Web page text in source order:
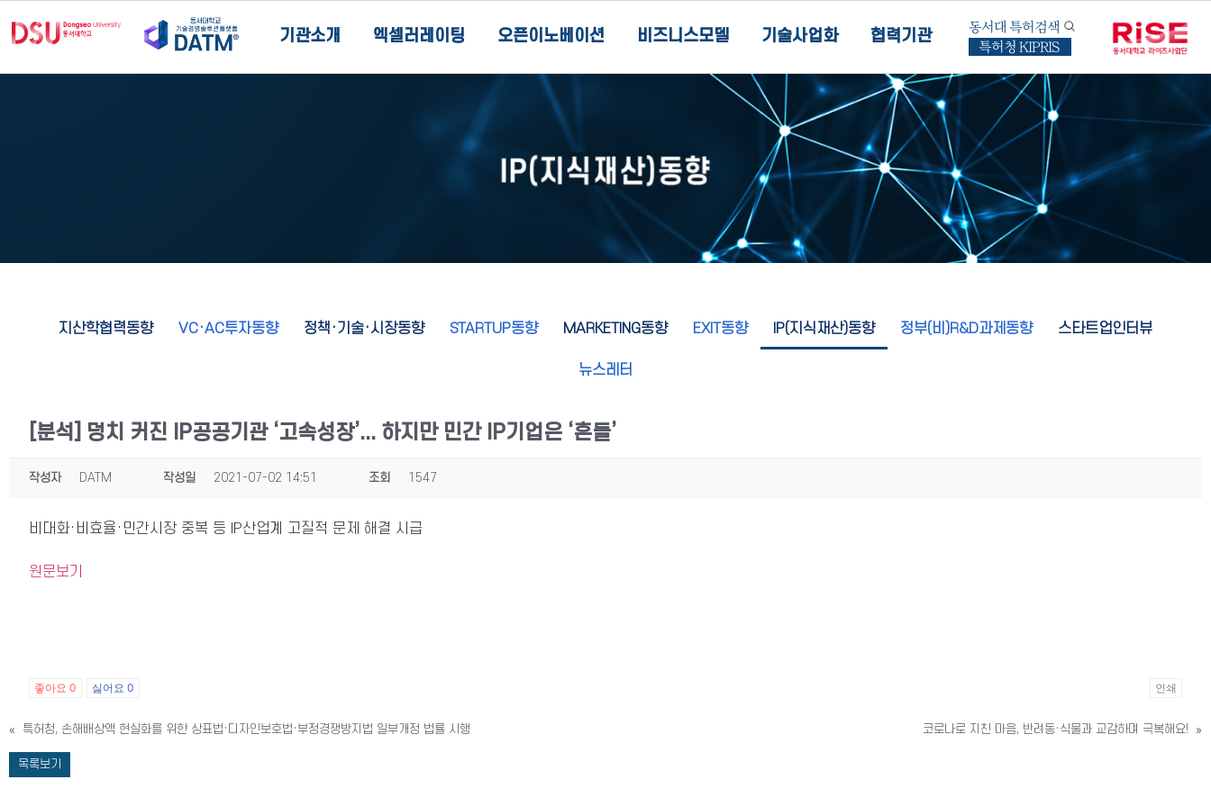
기관소개 엑셀러레이팅 오픈이노베이션 비즈니스모델 기술사업화 협력기관
동서대 특허검색
특허청 KIPRIS
지산학협력동향 VC·AC투자동향 정책·기술·시장동향 STARTUP동향 MARKETING동향 EXIT동향 IP(지식재산)동향 정부(비)R&D과제동향 스타트업인터뷰
뉴스레터
[분석] 덩치 커진 IP공공기관 ‘고속성장’... 하지만 민간 IP기업은 ‘흔들’
작성자 DATM 작성일 2021-07-02 14:51 조회 1547
비대화·비효율·민간시장 중복 등 IP산업계 고질적 문제 해결 시급
원문보기
좋아요 0 싫어요 0 인쇄
« 특허청, 손해배상액 현실화를 위한 상표법·디자인보호법·부정경쟁방지법 일부개정 법률 시행 코로나로 지친 마음, 반려동·식물과 교감하며 극복해요! »
목록보기